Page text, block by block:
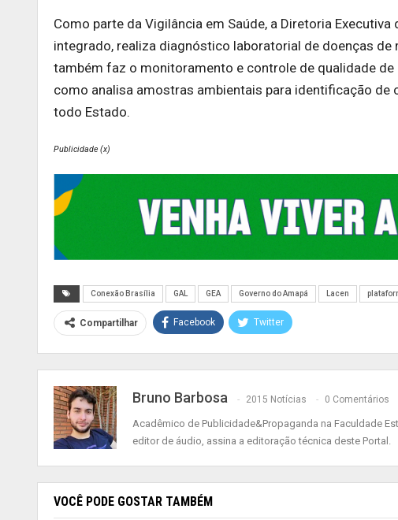
Como parte da Vigilância em Saúde, a Diretoria
integrado, realiza diagnóstico laboratorial de doenças
também faz o monitoramento e controle de qualidade
como analisa amostras ambientais para identificação
todo Estado.
Publicidade (x)
Conexão Brasília GAL GEA Governo do Amapá Lacen
Compartilhar Facebook Twitter
Bruno Barbosa 2015 Notícias 0 Comentários
Acadêmico de Publicidade&Propaganda na Faculdade
editor de áudio, assina a editoração técnica deste Portal.
VOCÊ PODE GOSTAR TAMBÉM